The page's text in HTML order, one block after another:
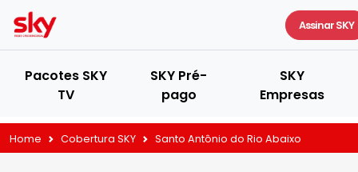
Assinar SKY
Pacotes SKY
TV
SKY Pré-
pago
SKY
Empresas
Home Cobertura SKY Santo Antônio do Rio Abaixo